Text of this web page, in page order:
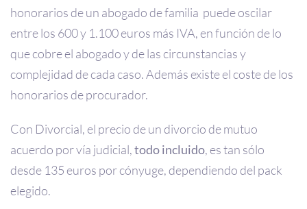
honorarios de un abogado de familia puede oscilar
entre los 600 y 1.100 euros más IVA, en función de lo
que cobre el abogado y de las circunstancias y
complejidad de cada caso. Además existe el coste de los
honorarios de procurador.
Con Divorcial, el precio de un divorcio de mutuo
acuerdo por vía judicial,todo incluido, es tan sólo
desde 135 euros por cónyuge, dependiendo del pack
elegido.